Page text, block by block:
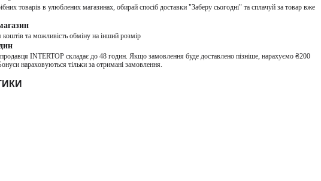
товарів в улюблених магазинах, обирай спосіб доставки "Заберу сьогодні" та сплачуй за товар вже
та можливість обміну на інший розмір
продавця INTERTOP складає до 48 годин. Якщо замовлення буде доставлено пізніше, нарахуємо ₴200
нараховуються тільки за отримані замовлення.